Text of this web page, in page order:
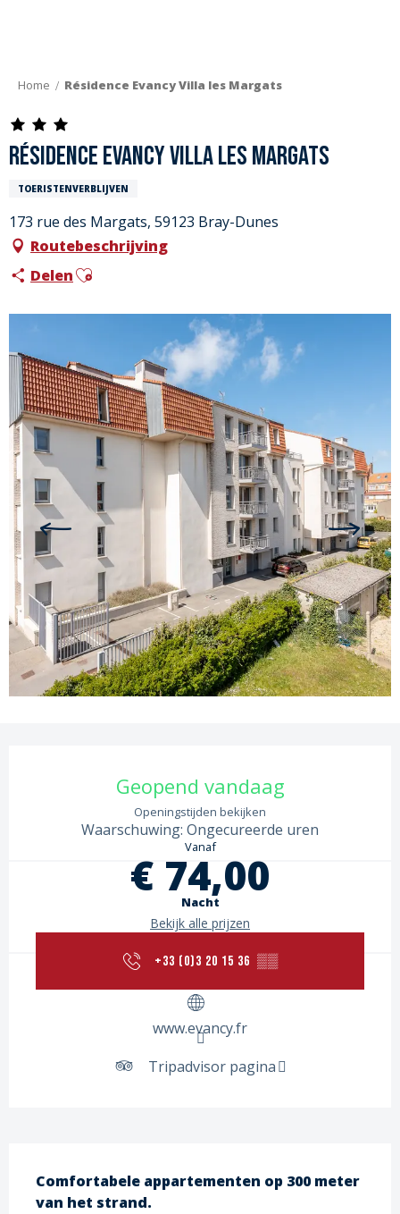
Home Résidence Evancy Villa les Margats
Résidence Evancy Villa les Margats
TOERISTENVERBLIJVEN
173 rue des Margats, 59123 Bray-Dunes
Routebeschrijving
DelenAjouter aux favoris
Openingstijden en
Geopend vandaag
Openingstijden bekijken
Waarschuwing: Ongecureerde uren
Vanaf
€ 74,00
Nacht
Bekijk alle prijzen
+33 (0)3 20 15 36 ▒▒
www.evancy.fr
Tripadvisor pagina
Beschrijving
Comfortabele appartementen op 300 meter
van het strand.